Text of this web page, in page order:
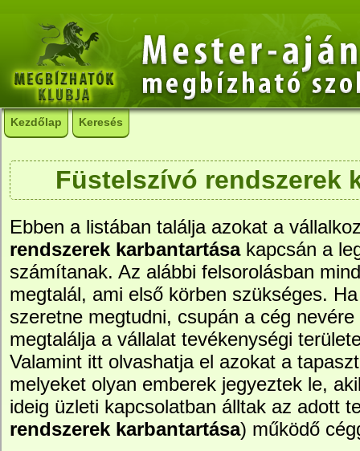
Kezdőlap Keresés
Füstelszívó rendszerek
Ebben a listában találja azokat a
rendszerek karbantartásakapcsán a
számítanak. Az alábbi felsorolásban
megtalál, ami első körben szükséges.
szeretne megtudni, csupán a cég
megtalálja a vállalat tevékenységi
Valamint itt olvashatja el azokat a
melyeket olyan emberek jegyeztek le,
ideig üzleti kapcsolatban álltak az adott
rendszerek karbantartása) működő